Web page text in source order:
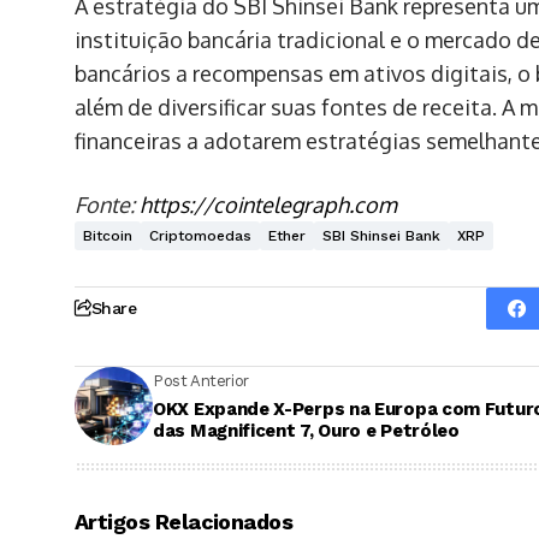
A estratégia do SBI Shinsei Bank representa
instituição bancária tradicional e o mercado
bancários a recompensas em ativos digitais,
além de diversificar suas fontes de receita. A
financeiras a adotarem estratégias
Fonte:https://cointelegraph.com
Bitcoin Criptomoedas Ether SBI Shinsei Bank XRP
Share
Post Anterior
OKX Expande X-Perps na Europa com
das Magnificent 7, Ouro e Petróleo
Artigos Relacionados